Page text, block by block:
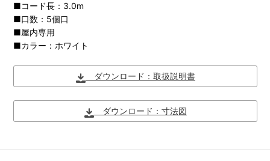
■コード長：3.0m
■口数：5個口
■屋内専用
■カラー：ホワイト
ダウンロード：取扱説明書
ダウンロード：寸法図